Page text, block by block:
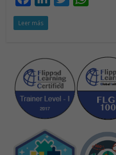
ac
e
o
o
k
dI
n
A
p
p
Leer más